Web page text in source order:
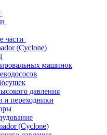
части
(Cyclone)
машинок
давления
и переходники
(Cyclone)